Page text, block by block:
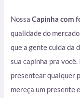
NossaCapinha com
qualidade do
que a gente cuida da
sua capinha pra
presentear qualquer
mereça um presente